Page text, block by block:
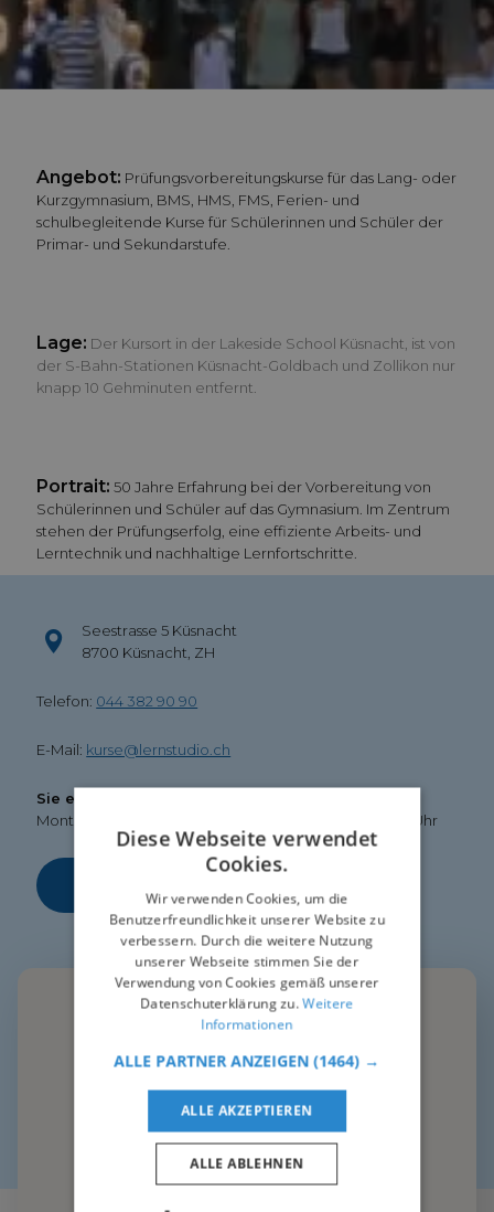
Angebot: Prüfungsvorbereitungskurse für das Lang- oder
Kurzgymnasium, BMS, HMS, FMS, Ferien- und
schulbegleitende Kurse für Schülerinnen und Schüler der
Primar- und Sekundarstufe.
Lage: Der Kursort in der Lakeside School Küsnacht, ist von
der S-Bahn-Stationen Küsnacht-Goldbach und Zollikon nur
knapp 10 Gehminuten entfernt.
Portrait: 50 Jahre Erfahrung bei der Vorbereitung von
Schülerinnen und Schüler auf das Gymnasium. Im Zentrum
stehen der Prüfungserfolg, eine effiziente Arbeits- und
Lerntechnik und nachhaltige Lernfortschritte.
Seestrasse 5 Küsnacht
8700 Küsnacht, ZH
Telefon: 044 382 90 90
E-Mail: kurse@lernstudio.ch
Sie erreichen uns zu folgenden Zeiten
Montag bis Freitag 09:00 - 12:00 Uhr und 14:00 - 17:00 Uhr
Diese Webseite verwendet
Cookies.
Wir verwenden Cookies, um die
Benutzerfreundlichkeit unserer Website zu
verbessern. Durch die weitere Nutzung
unserer Webseite stimmen Sie der
Verwendung von Cookies gemäß unserer
Datenschuterklärung zu.Weitere
Informationen
ALLE PARTNER ANZEIGEN(1464) →
ALLE AKZEPTIEREN
ALLE ABLEHNEN